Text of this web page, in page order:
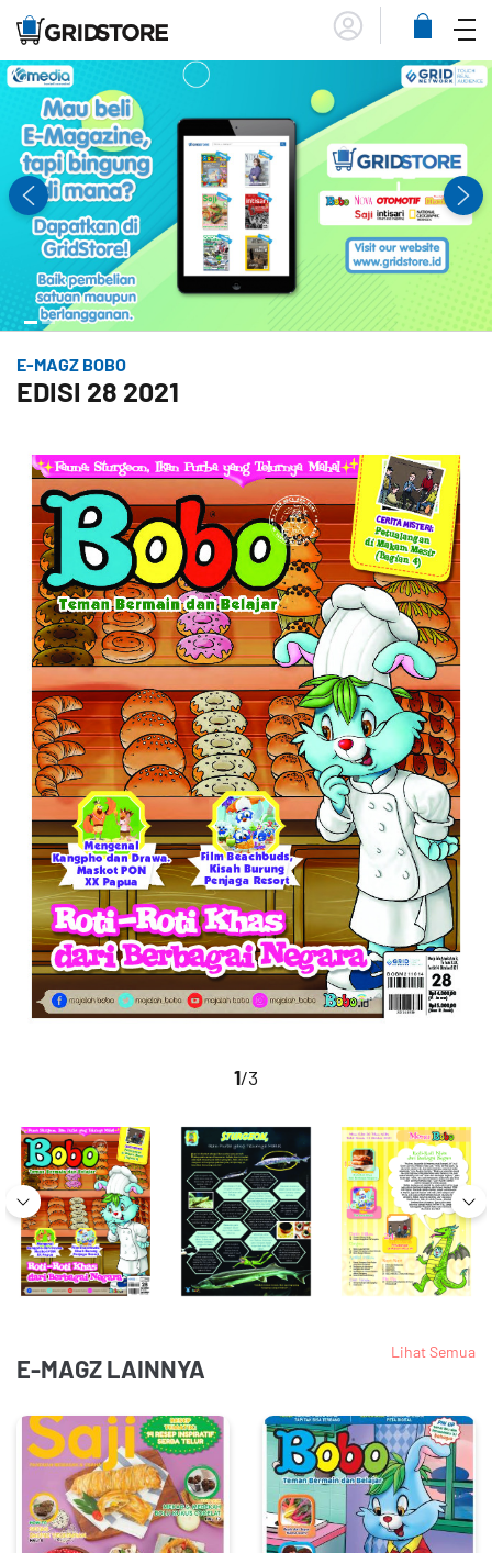
Lihat
Menu
E-MAGZ BOBO
EDISI 28 2021
1/3
E-MAGZ LAINNYA
Lihat Semua